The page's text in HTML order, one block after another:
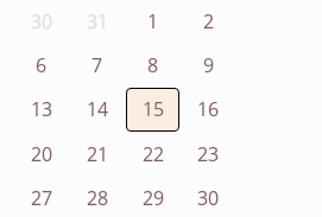
30 31 1
2
6 7 8
9
13 14 15
16
20 21 22
23
27 28 29
30